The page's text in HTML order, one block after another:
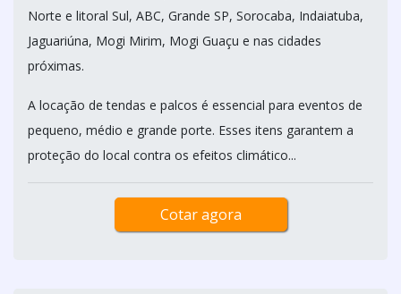
Norte e litoral Sul, ABC, Grande SP, Sorocaba, Indaiatuba,
Jaguariúna, Mogi Mirim, Mogi Guaçu e nas cidades
próximas.
A locação de tendas e palcos é essencial para eventos de
pequeno, médio e grande porte. Esses itens garantem a
proteção do local contra os efeitos climático...
Cotar agora